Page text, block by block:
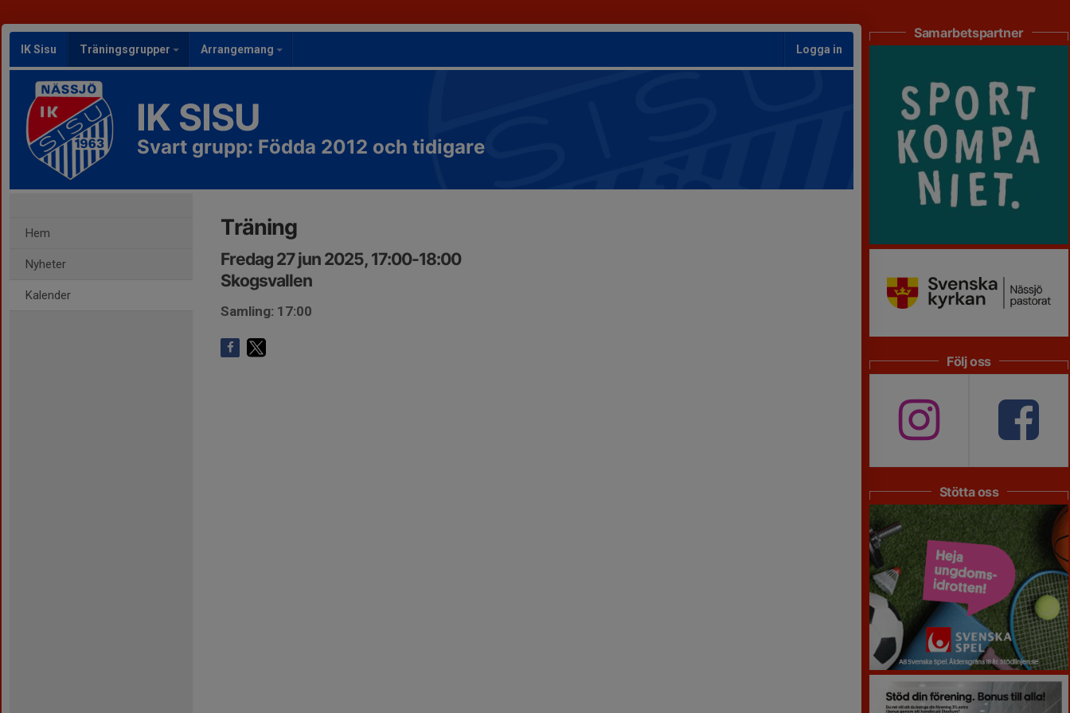
IK Sisu Träningsgrupper Arrangemang Logga in
IK SISU
Svart grupp: Födda 2012 och tidigare
Hem
Nyheter
Kalender
Träning
Fredag 27 jun 2025, 17:00-18:00
Skogsvallen
Samling: 17:00
Samarbetspartner
Följ oss
Stötta oss